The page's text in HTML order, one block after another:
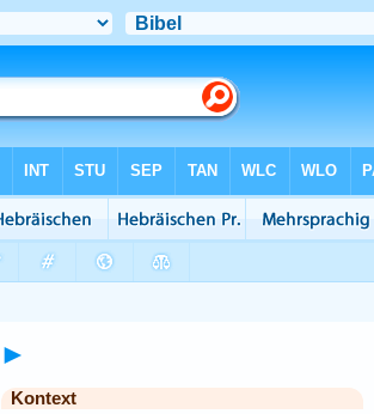
►
Kontext